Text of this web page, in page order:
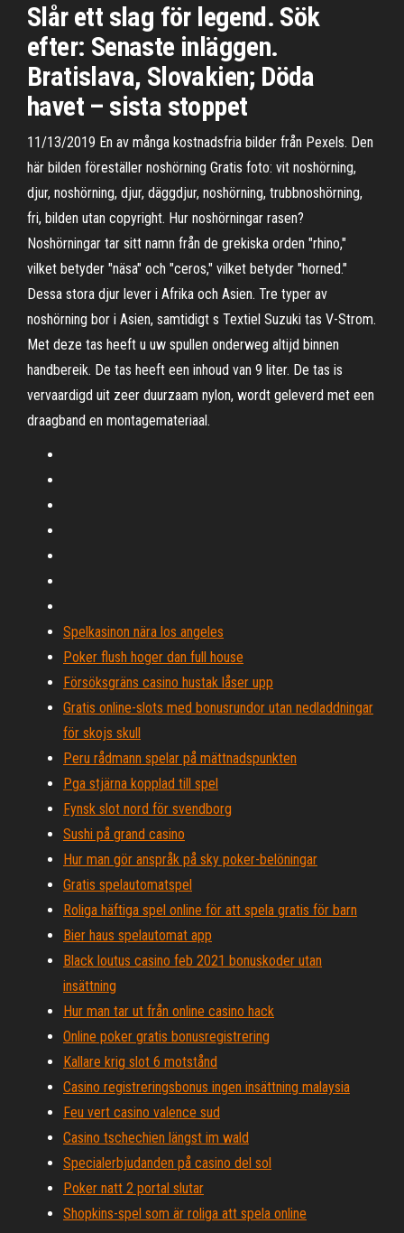
Slår ett slag för legend. Sök
efter: Senaste inläggen.
Bratislava, Slovakien; Döda
havet – sista stoppet
11/13/2019 En av många kostnadsfria bilder från Pexels. Den
här bilden föreställer noshörning Gratis foto: vit noshörning,
djur, noshörning, djur, däggdjur, noshörning, trubbnoshörning,
fri, bilden utan copyright. Hur noshörningar rasen?
Noshörningar tar sitt namn från de grekiska orden "rhino,"
vilket betyder "näsa" och "ceros," vilket betyder "horned."
Dessa stora djur lever i Afrika och Asien. Tre typer av
noshörning bor i Asien, samtidigt s Textiel Suzuki tas V-Strom.
Met deze tas heeft u uw spullen onderweg altijd binnen
handbereik. De tas heeft een inhoud van 9 liter. De tas is
vervaardigd uit zeer duurzaam nylon, wordt geleverd met een
draagband en montagemateriaal.
Spelkasinon nära los angeles
Poker flush hoger dan full house
Försöksgräns casino hustak låser upp
Gratis online-slots med bonusrundor utan nedladdningar
för skojs skull
Peru rådmann spelar på mättnadspunkten
Pga stjärna kopplad till spel
Fynsk slot nord för svendborg
Sushi på grand casino
Hur man gör anspråk på sky poker-belöningar
Gratis spelautomatspel
Roliga häftiga spel online för att spela gratis för barn
Bier haus spelautomat app
Black loutus casino feb 2021 bonuskoder utan
insättning
Hur man tar ut från online casino hack
Online poker gratis bonusregistrering
Kallare krig slot 6 motstånd
Casino registreringsbonus ingen insättning malaysia
Feu vert casino valence sud
Casino tschechien längst im wald
Specialerbjudanden på casino del sol
Poker natt 2 portal slutar
Shopkins-spel som är roliga att spela online